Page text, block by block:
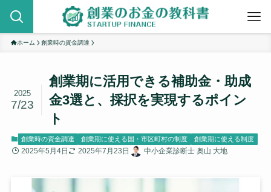
ホーム 創業時の資金調達
創業期に活用できる補助金・助成
金3選と、採択を実現するポイン
ト
2025
7/23
創業時の資金調達 創業期に使える国・市区町村の制度 創業期に使える制度
2025年5月4日 2025年7月23日 中小企業診断士 奥山 大地